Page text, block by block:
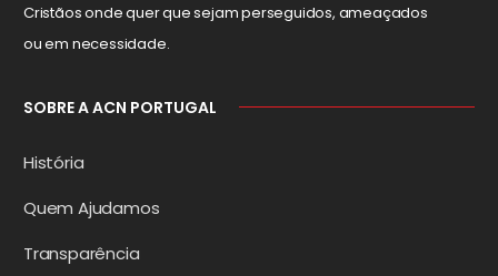
Cristãos onde quer que sejam perseguidos, ameaçados
ou em necessidade.
SOBRE A ACN PORTUGAL
História
Quem Ajudamos
Transparência